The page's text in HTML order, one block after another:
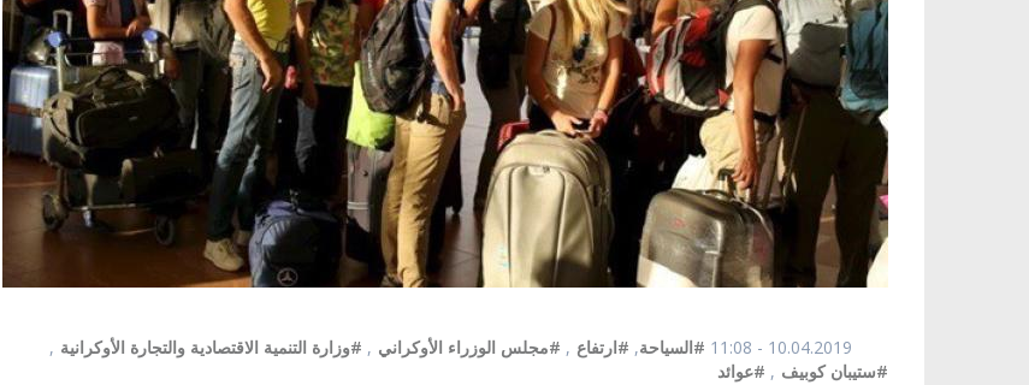
10.04.2019 - 11:08 #السياحة, #ارتفاع , #مجلس الوزراء الأوكراني , #وزارة التنمية الاقتصادية والتجارة الأوكرانية ,
#ستيبان كوبيف , #عوائد